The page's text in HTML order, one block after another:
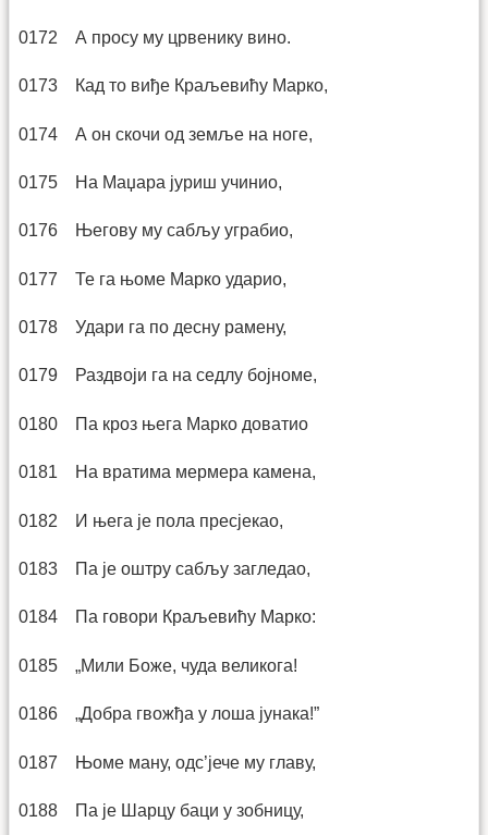
0172 А просу му црвенику вино.
0173 Кад то виђе Краљевићу Марко,
0174 А он скочи од земље на ноге,
0175 На Маџара јуриш учинио,
0176 Његову му сабљу уграбио,
0177 Те га њоме Марко ударио,
0178 Удари га по десну рамену,
0179 Раздвоји га на седлу бојноме,
0180 Па кроз њега Марко доватио
0181 На вратима мермера камена,
0182 И њега је пола пресјекао,
0183 Па је оштру сабљу загледао,
0184 Па говори Краљевићу Марко:
0185 „Мили Боже, чуда великога!
0186 „Добра гвожђа у лоша јунака!”
0187 Њоме ману, одс’јече му главу,
0188 Па је Шарцу баци у зобницу,